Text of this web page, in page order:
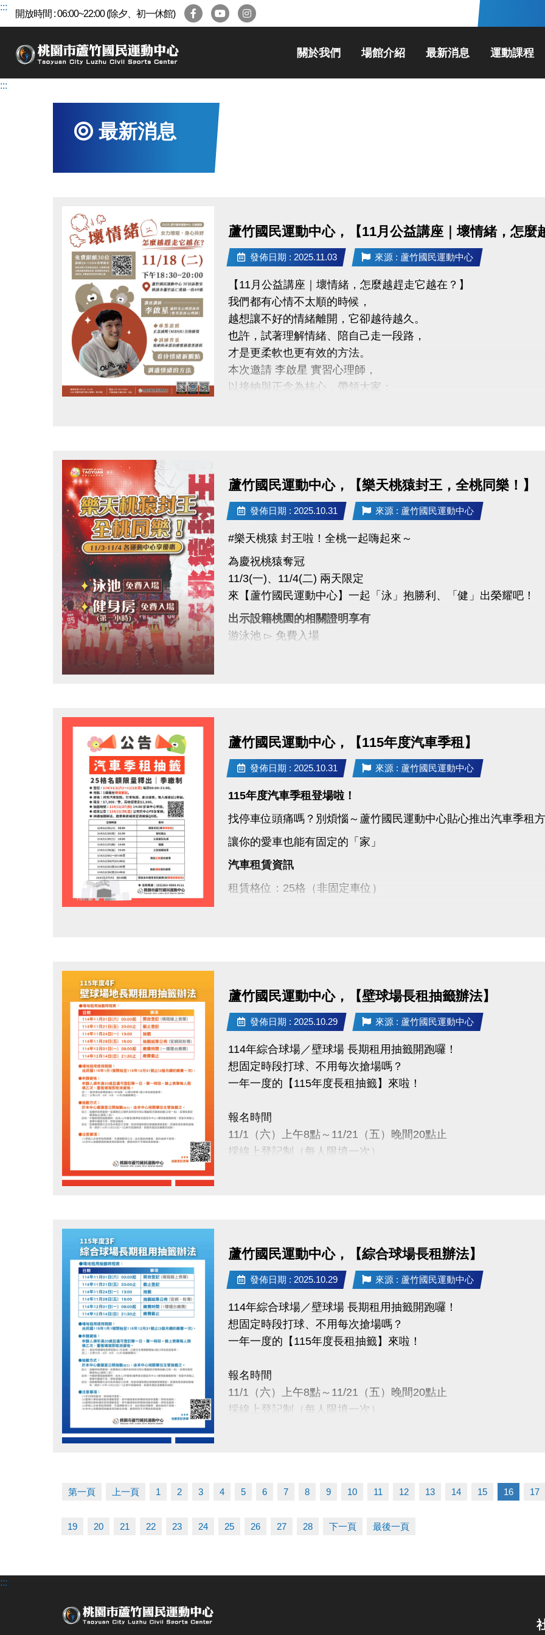
跳
區
:::
開放時間 : 06:00~22:00 (除夕、初一休館)
關於我們 場館介紹 最新消息 運動課程
:::
最新消息
蘆竹國民運動中心，【11月公益講座｜壞情緒，怎麼
發佈日期 : 2025.11.03 來源 : 蘆竹國民運動中心
【11月公益講座｜壞情緒，怎麼越趕走它越在？】
我們都有心情不太順的時候，
越想讓不好的情緒離開，它卻越待越久。
也許，試著理解情緒、陪自己走一段路，
才是更柔軟也更有效的方法。
本次邀請 李啟星 實習心理師，
以接納與正念為核心，帶領大家：
講師｜李啟星 實習心理師
具接納與承諾治療實務訓練、正念減壓（MBSR）合格師資資格
公益免費講座・限額30位
掃描 QR Code 填表報名，與我們一起培養更穩定、自在的心。
蘆竹國民運動中心，【樂天桃猿封王，全桃同樂！】
發佈日期 : 2025.10.31 來源 : 蘆竹國民運動中心
#樂天桃猿 封王啦！全桃一起嗨起來～
為慶祝桃猿奪冠
11/3(一)、11/4(二) 兩天限定
來【蘆竹國民運動中心】一起「泳」抱勝利、「健」出榮耀吧！
出示設籍桃園的相關證明享有
游泳池 ▻ 免費入場
#桃園市政府體育局 #封王同樂 #運動中心優惠 #全民運動
蘆竹國民運動中心，【115年度汽車季租】
發佈日期 : 2025.10.31 來源 : 蘆竹國民運動中心
115年度汽車季租登場啦！
找停車位頭痛嗎？別煩惱～蘆竹國民運動中心貼心推出汽車季租
讓你的愛車也能有固定的「家」
汽車租賃資訊
租賃格位：25格（非固定車位）
每天 08:00～21:00 至本館1樓客服組辦理現場登記
名冊公告：11/25(二)前
抽籤日期：11/27(四) 14:00
地點：蘆竹國民運動中心1樓
(將同步於中心臉書及官網公告)
中籤繳費時間
小提醒：
每人限登記一輛車，不得重複或代登記。
承租權限限本人使用，不可轉讓。
讓你的愛車在蘆竹運動中心安心停、放心停~
蘆竹國民運動中心，【壁球場長租抽籤辦法】
發佈日期 : 2025.10.29 來源 : 蘆竹國民運動中心
114年綜合球場／壁球場 長期租用抽籤開跑囉！
想固定時段打球、不用每次搶場嗎？
一年一度的【115年度長租抽籤】來啦！
報名時間
11/1（六）上午8點～11/21（五）晚間20點止
採線上登記制（每人限填一次）
抽籤結果公布
11/28（五）下午16:00
公布於：1樓球館櫃台／官網／FB粉絲專頁
繳費時間
12/1（一）08:00～12/14（日）21:30止
使用期限
115/1/1～115/12/31（每三個月續約繳費一次）
蘆竹國民運動中心，【綜合球場長租辦法】
發佈日期 : 2025.10.29 來源 : 蘆竹國民運動中心
114年綜合球場／壁球場 長期租用抽籤開跑囉！
想固定時段打球、不用每次搶場嗎？
一年一度的【115年度長租抽籤】來啦！
報名時間
11/1（六）上午8點～11/21（五）晚間20點止
採線上登記制（每人限填一次）
11/28（五）下午16:00
繳費時間
第一頁 上一頁 1 2 3 4 5 6 7 8 9 10 11 12 13 14 15 16 17
19 20 21 22 23 24 25 26 27 28 下一頁 最後一頁
:::